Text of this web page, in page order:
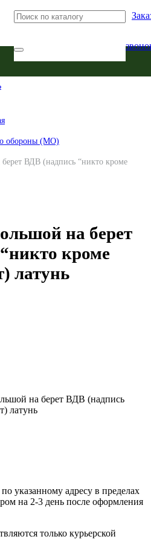
обороны (МО)
ВДВ (надпись “никто кроме
на берет
кроме
латунь
на берет ВДВ (надпись
латунь
указанному адресу в пределах
на 2-3 день после оформления
только курьерской